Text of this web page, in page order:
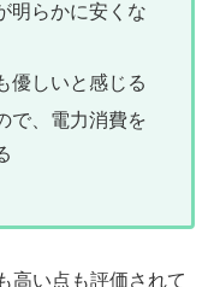
明らかに安くな
優しいと感じる
で、電力消費を
高い点も評価されて